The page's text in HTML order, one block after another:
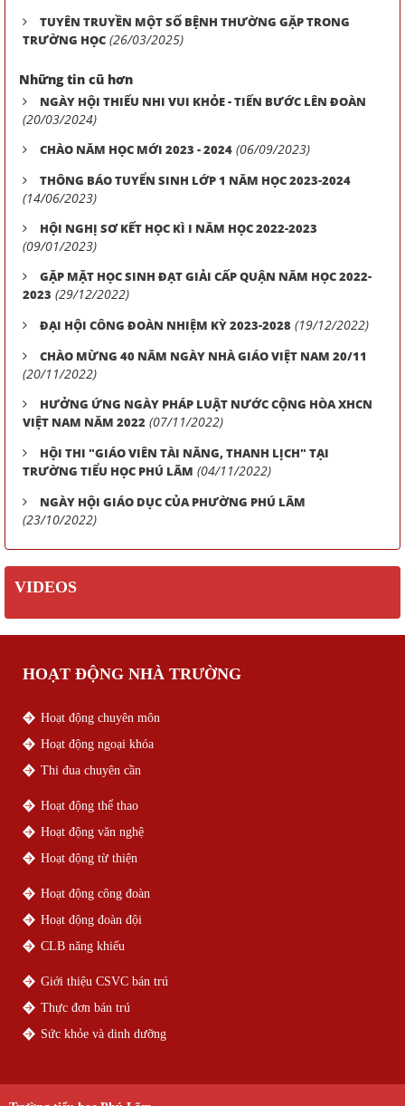
TUYÊN TRUYỀN MỘT SỐ BỆNH THƯỜNG GẶP TRONG
TRƯỜNG HỌC (26/03/2025)
Những tin cũ hơn
NGÀY HỘI THIẾU NHI VUI KHỎE - TIẾN BƯỚC LÊN ĐOÀN
(20/03/2024)
CHÀO NĂM HỌC MỚI 2023 - 2024 (06/09/2023)
THÔNG BÁO TUYỂN SINH LỚP 1 NĂM HỌC 2023-2024
(14/06/2023)
HỘI NGHỊ SƠ KẾT HỌC KÌ I NĂM HỌC 2022-2023
(09/01/2023)
GẶP MẶT HỌC SINH ĐẠT GIẢI CẤP QUẬN NĂM HỌC 2022-
2023 (29/12/2022)
ĐẠI HỘI CÔNG ĐOÀN NHIỆM KỲ 2023-2028 (19/12/2022)
CHÀO MỪNG 40 NĂM NGÀY NHÀ GIÁO VIỆT NAM 20/11
(20/11/2022)
HƯỞNG ỨNG NGÀY PHÁP LUẬT NƯỚC CỘNG HÒA XHCN
VIỆT NAM NĂM 2022 (07/11/2022)
HỘI THI "GIÁO VIÊN TÀI NĂNG, THANH LỊCH" TẠI
TRƯỜNG TIỂU HỌC PHÚ LÃM (04/11/2022)
NGÀY HỘI GIÁO DỤC CỦA PHƯỜNG PHÚ LÃM
(23/10/2022)
VIDEOS
HOẠT ĐỘNG NHÀ TRƯỜNG
Hoạt động chuyên môn
Hoạt động ngoại khóa
Thi đua chuyên cần
Hoạt động thể thao
Hoạt động văn nghệ
Hoạt động từ thiện
Hoạt động công đoàn
Hoạt động đoàn đội
CLB năng khiếu
Giới thiệu CSVC bán trú
Thực đơn bán trú
Sức khỏe và dinh dưỡng